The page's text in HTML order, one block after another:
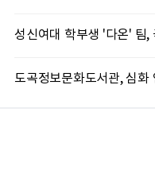
도곡정보문화도서관, 심